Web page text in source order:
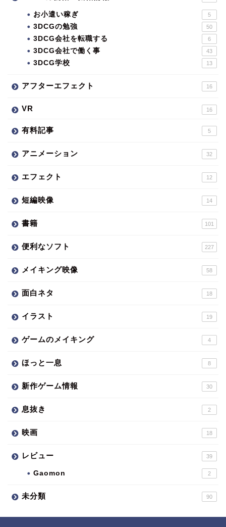
お小遣い稼ぎ 5
3DCGの勉強 50
3DCG会社を転職する 6
3DCG会社で働く事 43
3DCG学校 13
アフターエフェクト 16
VR 16
有料記事 5
アニメーション 32
エフェクト 12
短編映像 14
書籍 101
便利なソフト 227
メイキング映像 58
面白ネタ 18
イラスト 19
ゲームのメイキング 4
ほっと一息 8
新作ゲーム情報 30
息抜き 2
映画 18
レビュー 39
Gaomon 2
未分類 90